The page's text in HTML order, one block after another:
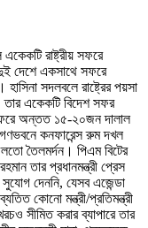
একেকটি রাষ্ট্রীয় সফরে
দেশে একসাথে সফরে
সদলবলে রাষ্ট্রের পয়সা
তার একেকটি বিদেশ সফর
অন্তত ১৫-২০জন দালাল
কনফারেন্স রুম দখল
তৈলমর্দন। পিএম বিটের
তার প্রধানমন্ত্রী প্রেস
দেননি, যেসব এজেন্ডা
কোনো মন্ত্রী/প্রতিমন্ত্রী
সীমিত করার ব্যাপারে তার